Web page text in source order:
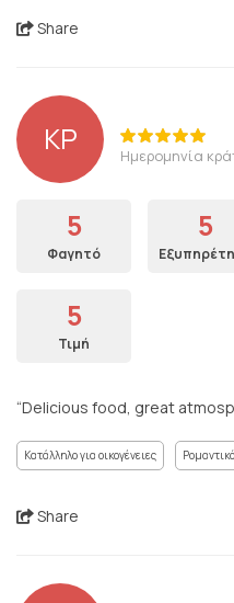
Share
KP Ημερομηνία
5
Φαγητό
5
5
Τιμή
“Delicious food, great
Κατάλληλο για οικογένειες
Share